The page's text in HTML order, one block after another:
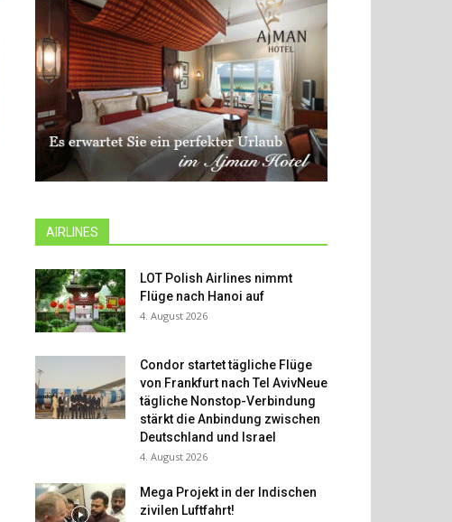
AIRLINES
LOT Polish Airlines nimmt
Flüge nach Hanoi auf
4. August 2026
Condor startet tägliche Flüge
von Frankfurt nach Tel AvivNeue
tägliche Nonstop-Verbindung
stärkt die Anbindung zwischen
Deutschland und Israel
4. August 2026
Mega Projekt in der Indischen
zivilen Luftfahrt!